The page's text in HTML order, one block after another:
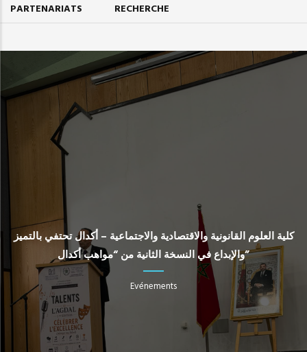
PARTENARIATS
RECHERCHE
كلية العلوم القانونية والاقتصادية والاجتماعية – أكدال تحتفي بالتميز
والإبداع في النسخة الثانية من “مواهب أكدال”
Evénements